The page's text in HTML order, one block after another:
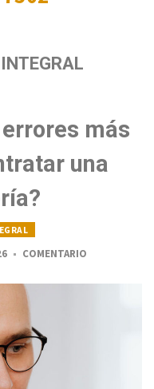
más
una
COMENTARIO